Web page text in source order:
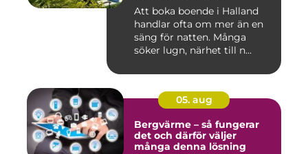
Att boka boende i Halland
handlar ofta om mer än en
säng för natten. Många
söker lugn, närhet till n...
05. aug
Bergvärme – så fungerar
det och därför väljer
många denna lösning